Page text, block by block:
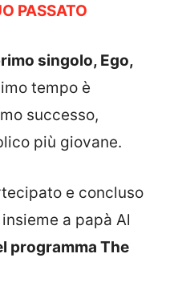
PASSATO
singolo, Ego,
tempo è
successo,
più giovane.
e concluso
a papà Al
programma The